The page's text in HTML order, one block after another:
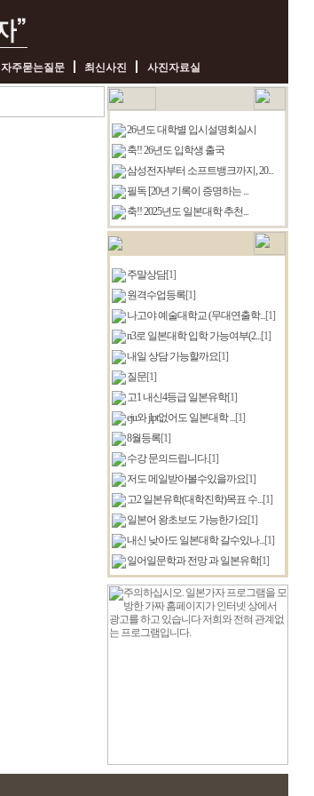
자주묻는질문 최신사진 사진자료실
26년도 대학별 입시설명회실시
축!! 26년도 입학생 출국
삼성전자부터 소프트뱅크까지, 20...
필독 [20년 기록이 증명하는 ...
축!! 2025년도 일본대학 추천...
주말상담[1]
원격수업등록[1]
나고야 예술대학교 (무대연출학...[1]
n3로 일본대학 입학 가능여부(2...[1]
내일 상담 가능할까요[1]
질문[1]
고1 내신4등급 일본유학[1]
eju와 jlpt없어도 일본대학 ...[1]
8월등록[1]
수강 문의드립니다.[1]
저도 메일받아볼수있을까요[1]
고2 일본유학(대학진학)목표 수...[1]
일본어 왕초보도 가능한가요[1]
내신 낮아도 일본대학 갈수있나...[1]
일어일문학과 전망 과 일본유학[1]